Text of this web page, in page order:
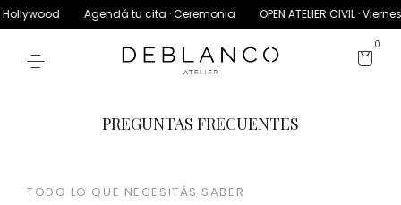
Agendá tu cita · Ceremonia OPEN ATELIER CIVIL ·
0
PREGUNTAS FRECUENTES
TODO LO QUE NECESITÁS SABER